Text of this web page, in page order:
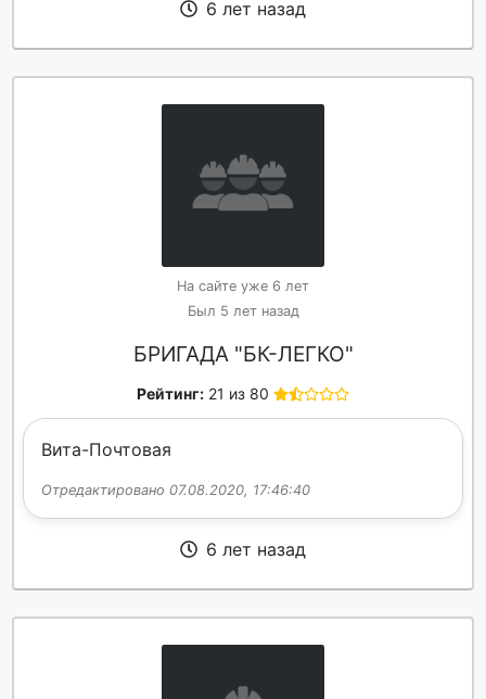
6 лет назад
На сайте уже 6 лет
Был 5 лет назад
БРИГАДА "БК-ЛЕГКО"
Рейтинг: 21 из 80
Вита-Почтовая
Отредактировано 07.08.2020, 17:46:40
6 лет назад